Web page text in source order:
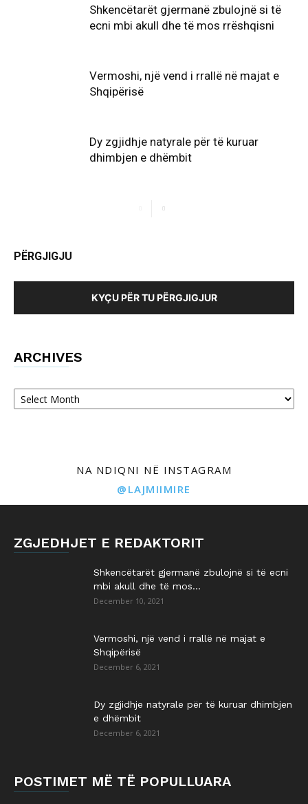
Shkencëtarët gjermanë zbulojnë si të
ecni mbi akull dhe të mos rrëshqisni
Vermoshi, një vend i rrallë në majat e
Shqipërisë
Dy zgjidhje natyrale për të kuruar
dhimbjen e dhëmbit
PËRGJIGJU
KYÇU PËR TU PËRGJIGJUR
ARCHIVES
Archives
NA NDIQNI NË INSTAGRAM
@LAJMIIMIRE
ZGJEDHJET E REDAKTORIT
Shkencëtarët gjermanë zbulojnë si të ecni
mbi akull dhe të mos...
December 10, 2021
Vermoshi, një vend i rrallë në majat e
Shqipërisë
December 6, 2021
Dy zgjidhje natyrale për të kuruar dhimbjen
e dhëmbit
December 6, 2021
POSTIMET MË TË POPULLUARA